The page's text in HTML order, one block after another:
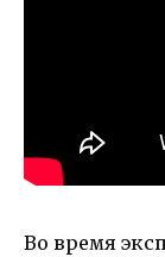
Во время